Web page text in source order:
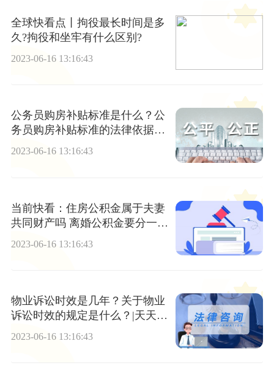
全球快看点丨拘役最长时间是多
久?拘役和坐牢有什么区别?
2023-06-16 13:16:43
公务员购房补贴标准是什么？公
务员购房补贴标准的法律依据是
什么？
2023-06-16 13:16:43
当前快看：住房公积金属于夫妻
共同财产吗 离婚公积金要分一半
2023-06-16 13:16:43
物业诉讼时效是几年？关于物业
诉讼时效的规定是什么？|天天热
2023-06-16 13:16:43